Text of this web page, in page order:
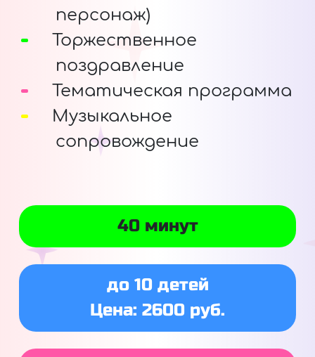
персонаж)
Торжественное
поздравление
Тематическая программа
Музыкальное
сопровождение
40 минут
до 10 детей
Цена: 2600 руб.